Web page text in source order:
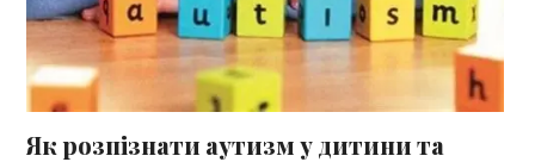
Як розпізнати аутизм у дитини та